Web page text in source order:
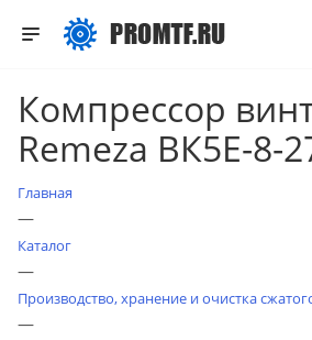
Компрессор
Remeza ВК5Е-8-
Главная
—
Каталог
—
Производство, хранение и очистка
—